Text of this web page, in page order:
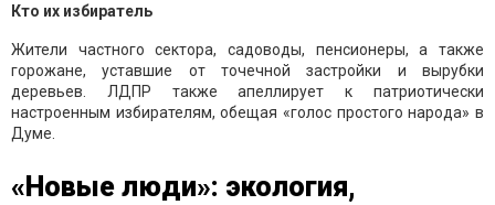
Кто их избиратель
Жители частного сектора, садоводы, пенсионеры, а также
горожане, уставшие от точечной застройки и вырубки
деревьев. ЛДПР также апеллирует к патриотически
настроенным избирателям, обещая «голос простого народа» в
Думе.
«Новые люди»: экология,